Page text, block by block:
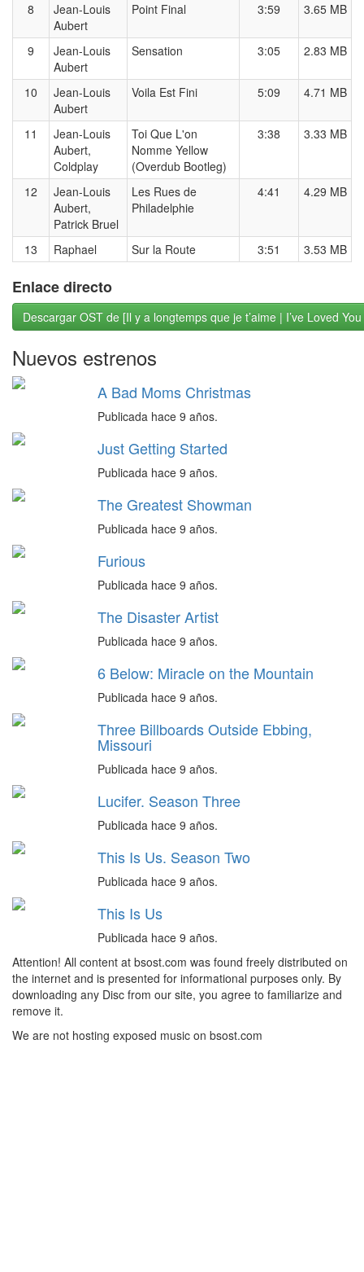
8
Jean-Louis
Aubert
Point Final 3:59 3.65 MB
9
Jean-Louis
Aubert
Sensation 3:05 2.83 MB
10
Jean-Louis
Aubert
Voila Est Fini 5:09 4.71 MB
11
Jean-Louis
Aubert,
Coldplay
Toi Que L'on
Nomme Yellow
(Overdub Bootleg)
3:38 3.33 MB
12
Jean-Louis
Aubert,
Patrick Bruel
Les Rues de
Philadelphie
4:41 4.29 MB
13 Raphael Sur la Route 3:51 3.53 MB
Enlace directo
Descargar OST de [Il y a longtemps que je t’aime | I’ve Loved
Nuevos estrenos
A Bad Moms Christmas
Publicada hace 9 años.
Just Getting Started
Publicada hace 9 años.
The Greatest Showman
Publicada hace 9 años.
Furious
Publicada hace 9 años.
The Disaster Artist
Publicada hace 9 años.
6 Below: Miracle on the Mountain
Publicada hace 9 años.
Three Billboards Outside Ebbing,
Missouri
Publicada hace 9 años.
Lucifer. Season Three
Publicada hace 9 años.
This Is Us. Season Two
Publicada hace 9 años.
This Is Us
Publicada hace 9 años.
Attention! All content at bsost.com was found freely distributed on
the internet and is presented for informational purposes only. By
downloading any Disc from our site, you agree to familiarize and
remove it.
We are not hosting exposed music on bsost.com